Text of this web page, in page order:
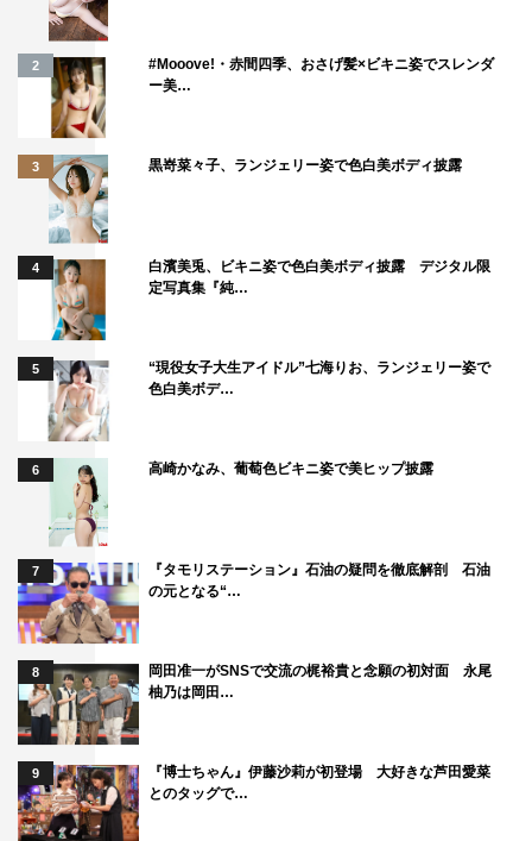
ら、そして旅に出かけたくなっていただけたらうれしいで
す。
松下奈緒 コメント
◆『旅サラダ』MC就任から2年、今の気持ちは？
ゲストの皆さんの旅、そして海外の旅を毎週1番楽しみに
しているのが私かもしれません（笑）。
気づいたら集中しすぎて、前のめりで見ていることもあり
ます。
すし、ゲストの皆さんが笑顔で旅を自由に楽しんでくださ
り、スタジオでも「楽しかったです！ また来たいで
す！」と仰ってくださることが何よりうれしいなとかみ締
めております。
この2年間で私の行きたい場所リストがたまってきたの
で、そろそろ旅に出かけたいと思っています！
◆藤木さんと共に番組を引っ張っていくことになります
が？
ドラマ作品では何度かご一緒させていただきましたが、
MCとしてご一緒するのはちょっと違った緊張感がありま
藤木さんの胸を借りる時は借り、遠慮なくいろいろなこと
が話せて、新たな『旅サラダ』ファミリーの温かさにつな
2
#Mooove!・赤間四季、おさげ髪×ビキニ姿でスレンダ
ー美…
3 黒嵜菜々子、ランジェリー姿で色白美ボディ披露
4
白濱美兎、ビキニ姿で色白美ボディ披露 デジタル限
定写真集『純…
5
“現役女子大生アイドル”七海りお、ランジェリー姿で
色白美ボデ…
6 高崎かなみ、葡萄色ビキニ姿で美ヒップ披露
7
『タモリステーション』石油の疑問を徹底解剖 石油
の元となる“…
8
岡田准一がSNSで交流の梶裕貴と念願の初対面 永尾
柚乃は岡田…
9
『博士ちゃん』伊藤沙莉が初登場 大好きな芦田愛菜
とのタッグで…